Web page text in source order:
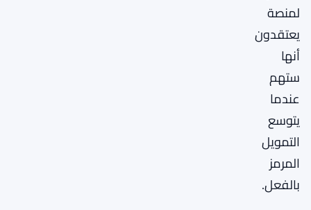
لمنصة
يعتقدون
أنها
ستهم
عندما
يتوسع
التمويل
المرمز
بالفعل.